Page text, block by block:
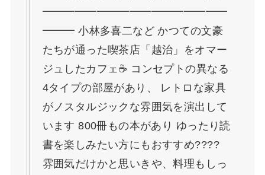
━━━━━━━━━━━━━━━━━
━━━ 小林多喜二など かつての文豪
たちが通った喫茶店「越治」をオマー
ジュしたカフェ☕ コンセプトの異なる
4タイプの部屋があり、 レトロな家具
がノスタルジックな雰囲気を演出して
います 800冊もの本があり ゆったり読
書を楽しみたい方にもおすすめ????
雰囲気だけかと思いきや、料理もしっ